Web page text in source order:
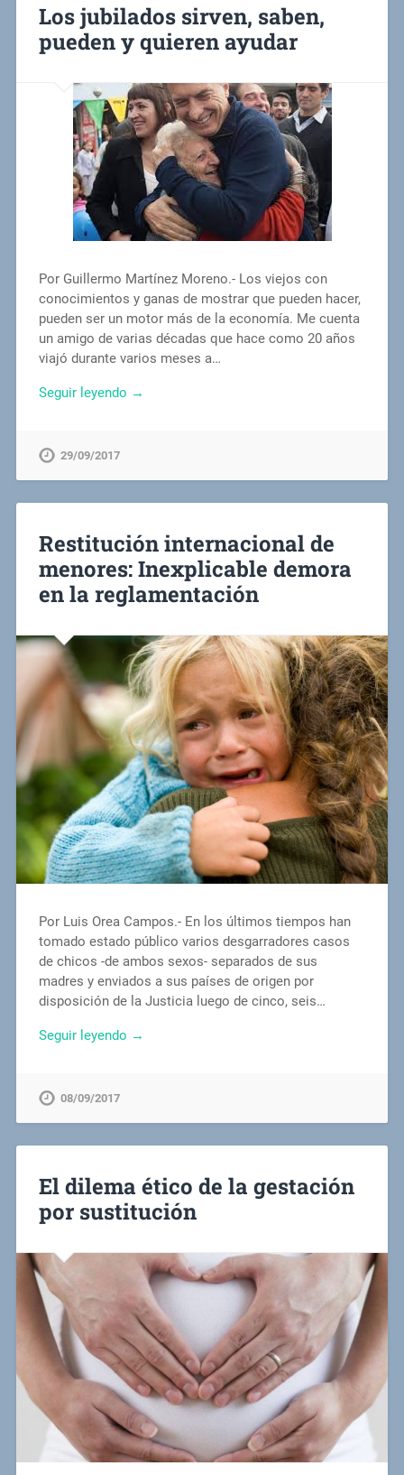
Los jubilados sirven, saben,
pueden y quieren ayudar
Por Guillermo Martínez Moreno.- Los viejos con
conocimientos y ganas de mostrar que pueden hacer,
pueden ser un motor más de la economía. Me cuenta
un amigo de varias décadas que hace como 20 años
viajó durante varios meses a…
Seguir leyendo →
29/09/2017
Restitución internacional de
menores: Inexplicable demora
en la reglamentación
Por Luis Orea Campos.- En los últimos tiempos han
tomado estado público varios desgarradores casos
de chicos -de ambos sexos- separados de sus
madres y enviados a sus países de origen por
disposición de la Justicia luego de cinco, seis…
Seguir leyendo →
08/09/2017
El dilema ético de la gestación
por sustitución